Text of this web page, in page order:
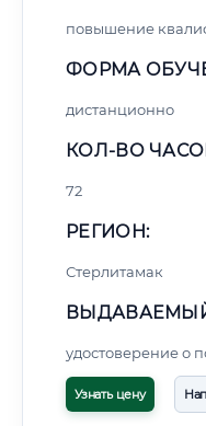
повышение
ФОРМА
дистанционно
КОЛ-ВО
72
РЕГИОН:
Стерлитамак
удостоверение о
Узнать цену